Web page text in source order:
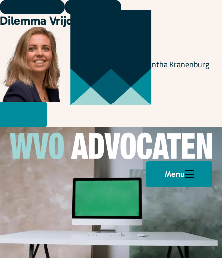
Menu
Onze specialisaties
Plan een afspraak
Dilemma Vrijdag 😎 🤒
Samantha Kranenburg